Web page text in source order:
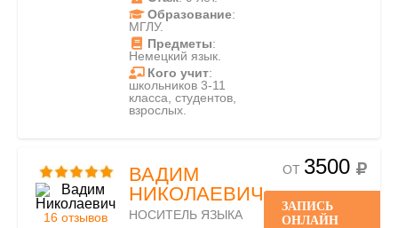
Образование:
МГЛУ.
Предметы:
Немецкий язык.
Кого учит:
школьников 3-11
класса, студентов,
взрослых.
16 отзывов
ВАДИМ
НИКОЛАЕВИЧ
НОСИТЕЛЬ ЯЗЫКА
ОТ 3500
ЗАПИСЬ
ОНЛАЙН